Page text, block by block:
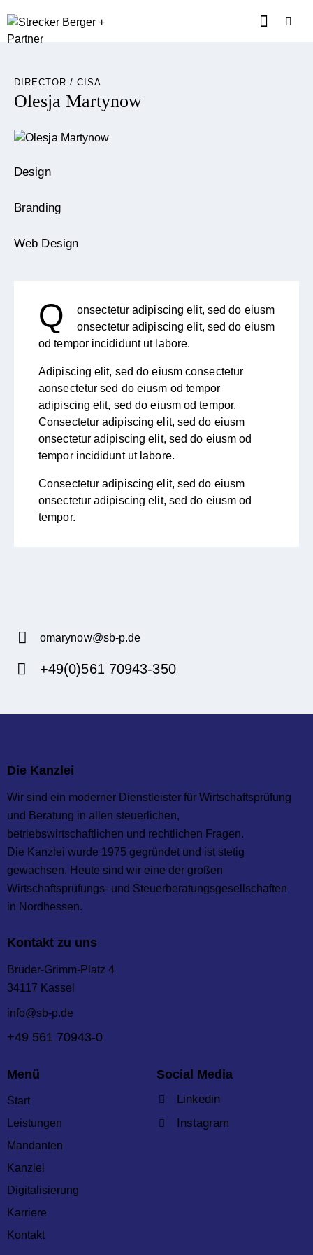
DIRECTOR / CISA
Olesja Martynow
Design
Branding
Web Design
Q
onsectetur adipiscing elit, sed do eiusm
onsectetur adipiscing elit, sed do eiusm
od tempor incididunt ut labore.
Adipiscing elit, sed do eiusm consectetur
aonsectetur sed do eiusm od tempor
adipiscing elit, sed do eiusm od tempor.
Consectetur adipiscing elit, sed do eiusm
onsectetur adipiscing elit, sed do eiusm od
tempor incididunt ut labore.
Consectetur adipiscing elit, sed do eiusm
onsectetur adipiscing elit, sed do eiusm od
tempor.
m
omarynow@sb-p.de
+49(0)561 70943-350
Die Kanzlei
Wir sind ein moderner Dienstleister für Wirtschaftsprüfung
und Beratung in allen steuerlichen,
betriebswirtschaftlichen und rechtlichen Fragen.
Die Kanzlei wurde 1975 gegründet und ist stetig
gewachsen. Heute sind wir eine der großen
Wirtschaftsprüfungs- und Steuer­beratungs­gesellschaften
in Nordhessen.
Kontakt zu uns
Brüder-Grimm-Platz 4
34117 Kassel
info@sb-p.de
+49 561 70943-0
Menü
Start
Leistungen
Mandanten
Kanzlei
Digitalisierung
Karriere
Kontakt
Social Media
Linkedin
Instagram